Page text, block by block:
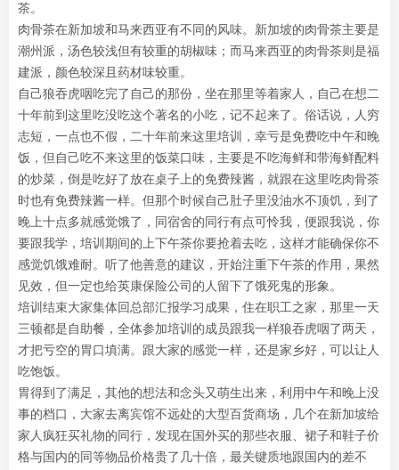
茶。
肉骨茶在新加坡和马来西亚有不同的风味。新加坡的肉骨茶主要是
潮州派，汤色较浅但有较重的胡椒味；而马来西亚的肉骨茶则是福
建派，颜色较深且药材味较重。
自己狼吞虎咽吃完了自己的那份，坐在那里等着家人，自己在想二
十年前到这里吃没吃这个著名的小吃，记不起来了。俗话说，人穷
志短，一点也不假，二十年前来这里培训，幸亏是免费吃中午和晚
饭，但自己吃不来这里的饭菜口味，主要是不吃海鲜和带海鲜配料
的炒菜，倒是吃好了放在桌子上的免费辣酱，就跟在这里吃肉骨茶
时也有免费辣酱一样。但那个时候自己肚子里没油水不顶饥，到了
晚上十点多就感觉饿了，同宿舍的同行有点可怜我，便跟我说，你
要跟我学，培训期间的上下午茶你要抢着去吃，这样才能确保你不
感觉饥饿难耐。听了他善意的建议，开始注重下午茶的作用，果然
见效，但一定也给英康保险公司的人留下了饿死鬼的形象。
培训结束大家集体回总部汇报学习成果，住在职工之家，那里一天
三顿都是自助餐，全体参加培训的成员跟我一样狼吞虎咽了两天，
才把亏空的胃口填满。跟大家的感觉一样，还是家乡好，可以让人
吃饱饭。
胃得到了满足，其他的想法和念头又萌生出来，利用中午和晚上没
事的档口，大家去离宾馆不远处的大型百货商场，几个在新加坡给
家人疯狂买礼物的同行，发现在国外买的那些衣服、裙子和鞋子价
格与国内的同等物品价格贵了几十倍，最关键质地跟国内的差不